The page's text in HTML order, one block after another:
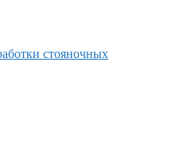
стояночных